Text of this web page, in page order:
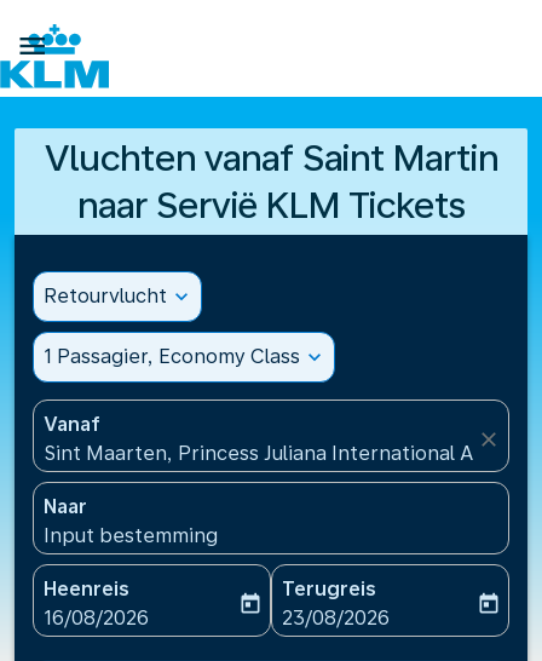

Vluchten vanaf Saint Martin
naar Servië KLM Tickets
Retourvlucht expand_more
1 Passagier, Economy Class expand_more
Vanaf
Sint Maarten, Princess Juliana International
close
Naar
Input bestemming
Heenreis
fc-booking-departure-date-aria-label
16/08/2026
today
Terugreis
fc-booking-return-date-
23/08/2026
today